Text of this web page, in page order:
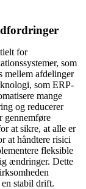
for
som
mellem afdelinger
som ERP-
mange
og reducerer
gennemføre
at sikre, at alle er
at håndtere risici
fleksible
ændringer. Dette
stabil drift.